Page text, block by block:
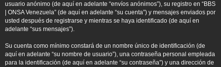
usuario anónimo (de aquí en adelante “envíos anónimos”), su registro en “BBS
| ONSA Venezuela” (de aquí en adelante “su cuenta”) y mensajes enviados por
usted después de registrarse y mientras se haya identificado (de aquí en
adelante “sus mensajes”).
Su cuenta como mínimo constará de un nombre único de identificación (de
aquí en adelante “su nombre de usuario”), una contraseña personal empleada
para la identificación (de aquí en adelante “su contraseña”) y una dirección de